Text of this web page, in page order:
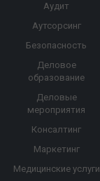
Аудит
Аутсорсинг
Безопасность
Деловое
образование
Деловые
мероприятия
Консалтинг
Маркетинг
Медицинские услуги